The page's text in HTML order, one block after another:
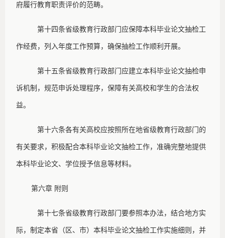
府履行教育职责评价的范畴。
第十四条省级教育行政部门应保障本科毕业论文抽检工
作经费，列入年度工作预算，确保抽检工作顺利开展。
第十五条省级教育行政部门应建立本科毕业论文抽检申
诉机制，规范申诉处理程序，保障有关高校和学生的合法权
益。
第十六条各有关高校应按照所在地省级教育行政部门的
有关要求，积极配合本科毕业论文抽检工作，准确完整地提供
本科毕业论文、学位授予信息等材料。
第六章 附则
第十七条省级教育行政部门要参照本办法，结合地方实
际，制定本省（区、市）本科毕业论文抽检工作实施细则，并